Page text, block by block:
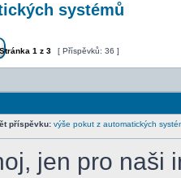
systémů
1 z 3 [ Příspěvků: 36 ]
příspěvku: výše pokut z automatických
jen pro naši